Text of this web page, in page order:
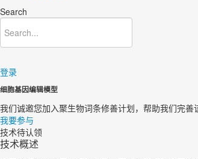
Search
登录
细胞基因编辑模型
我们诚邀您加入聚生物词条修善计划，帮助我们完善
我要参与
技术待认领
技术概述